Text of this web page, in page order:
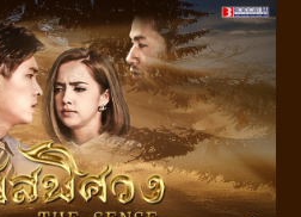
Next